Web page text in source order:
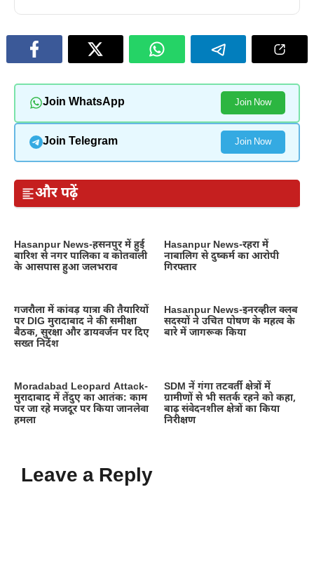
Join WhatsApp Join Now
Join Telegram Join Now
और पढ़ें
Hasanpur News-हसनपुर में हुई
बारिश से नगर पालिका व कोतवाली
के आसपास हुआ जलभराव
Hasanpur News-रहरा में
नाबालिग से दुष्कर्म का आरोपी
गिरफ्तार
गजरौला में कांवड़ यात्रा की तैयारियों
पर DIG मुरादाबाद ने की समीक्षा
बैठक, सुरक्षा और डायवर्जन पर दिए
सख्त निर्देश
Hasanpur News-इनरव्हील क्लब
सदस्यों ने उचित पोषण के महत्व के
बारे में जागरूक किया
Moradabad Leopard Attack-
मुरादाबाद में तेंदुए का आतंक: काम
पर जा रहे मजदूर पर किया जानलेवा
हमला
SDM नें गंगा तटवर्ती क्षेत्रों में
ग्रामीणों से भी सतर्क रहने को कहा,
बाढ़ संवेदनशील क्षेत्रों का किया
निरीक्षण
Leave a Reply